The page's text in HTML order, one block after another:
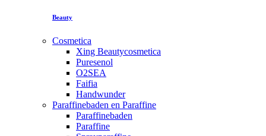
Beauty
Cosmetica
Xing Beautycosmetica
Puresenol
O2SEA
Faifia
Handwunder
Paraffinebaden en Paraffine
Paraffinebaden
Paraffine